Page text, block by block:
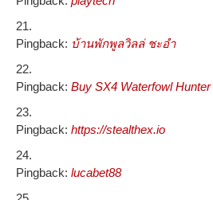
Pingback: บ้านพักพูลวิลล่ ชะอำ
Pingback: Buy SX4 Waterfowl
Pingback: https://stealthex.io
Pingback: lucabet88